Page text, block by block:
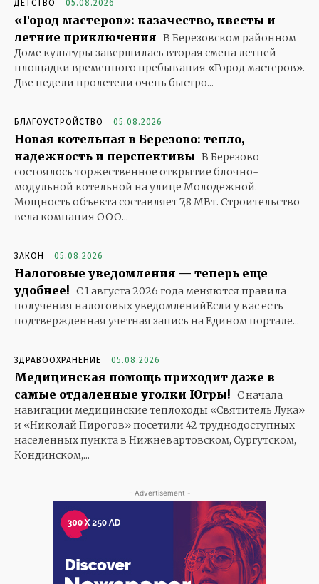
ДЕТСТВО 05.08.2026
«Город мастеров»: казачество, квесты и
летние приключения В Березовском районном
Доме культуры завершилась вторая смена летней
площадки временного пребывания «Город мастеров».
Две недели пролетели очень быстро...
БЛАГОУСТРОЙСТВО 05.08.2026
Новая котельная в Березово: тепло,
надежность и перспективы В Березово
состоялось торжественное открытие блочно-
модульной котельной на улице Молодежной.
Мощность объекта составляет 7,8 МВт. Строительство
вела компания ООО...
ЗАКОН 05.08.2026
Налоговые уведомления — теперь еще
удобнее! С 1 августа 2026 года меняются правила
получения налоговых уведомленийЕсли у вас есть
подтвержденная учетная запись на Едином портале...
ЗДРАВООХРАНЕНИЕ 05.08.2026
Медицинская помощь приходит даже в
самые отдаленные уголки Югры! С начала
навигации медицинские теплоходы «Святитель Лука»
и «Николай Пирогов» посетили 42 труднодоступных
населенных пункта в Нижневартовском, Сургутском,
Кондинском,...
- Advertisement -